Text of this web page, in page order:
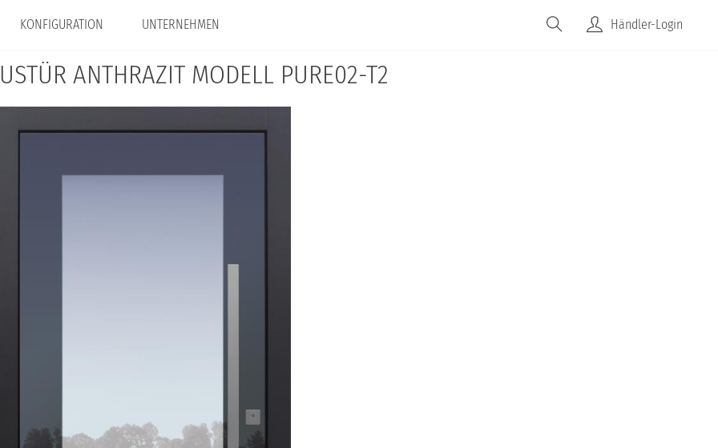
KONFIGURATION UNTERNEHMEN Händler-Login
ANTHRAZIT MODELL PURE02-T2